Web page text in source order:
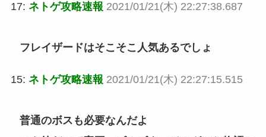
17: ネトゲ攻略速報 2021/01/21(木) 22:27:38.687
フレイザードはそこそこ人気あるでしょ
15: ネトゲ攻略速報 2021/01/21(木) 22:27:15.515
普通のボスも必要なんだよ